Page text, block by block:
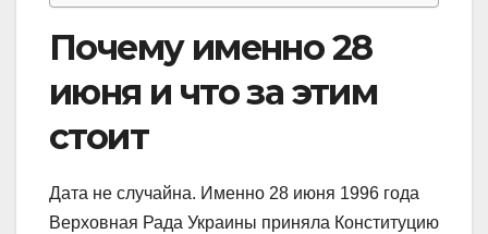
Почему именно 28
июня и что за этим
стоит
Дата не случайна. Именно 28 июня 1996 года
Верховная Рада Украины приняла Конституцию